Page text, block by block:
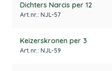
Dichters Narcis per 12
Art.nr.: NJL-57
Keizerskronen per 3
Art.nr.: NJL-59